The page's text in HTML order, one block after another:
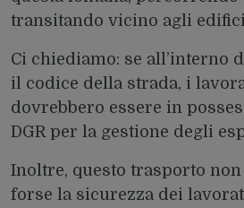
transitando vicino agli
Ci chiediamo: se all’interno
il codice della strada, i
dovrebbero essere in
DGR per la gestione degli
Inoltre, questo trasporto
forse la sicurezza dei